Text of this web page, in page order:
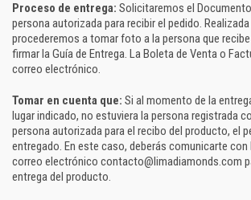
Proceso de entrega: Solicitaremos el
persona autorizada para recibir el pedido.
procederemos a tomar foto a la persona que recibe
firmar la Guía de Entrega. La Boleta de Venta o
correo electrónico.
Tomar en cuenta que: Si al momento de la
lugar indicado, no estuviera la persona registrada
persona autorizada para el recibo del producto, el
entregado. En este caso, deberás comunicarte con
correo electrónico contacto@limadiamonds.com
entrega del producto.